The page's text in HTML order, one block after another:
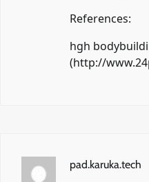
References:
hgh
(http://
pad.karuka.tech